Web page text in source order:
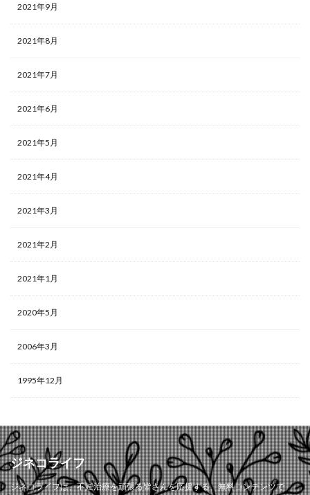
2021年9月
2021年8月
2021年7月
2021年6月
2021年5月
2021年4月
2021年3月
2021年2月
2021年1月
2020年5月
2006年3月
1995年12月
ジネコライフ
ジネコライフは、不妊治療を頑張る皆さんを応援する、無料コンテンツで